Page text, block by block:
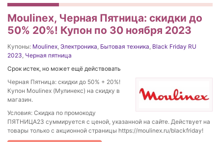
Moulinex, Черная Пятница: скидки до
50% 20%! Купон по 30 ноября 2023
Купоны: Moulinex, Электроника, Бытовая техника, Black Friday RU
2023, Черная пятница
Срок истек, но может ещё действовать
Черная Пятница: скидки до 50% + 20%!
Купон Moulinex (Мулинекс) на скидку в
магазин.
Условия: Скидка по промокоду
ПЯТНИЦА23 суммируется с ценой, указанной на сайте. Действует на
товары только с акционной страницы https://moulinex.ru/blackfriday!